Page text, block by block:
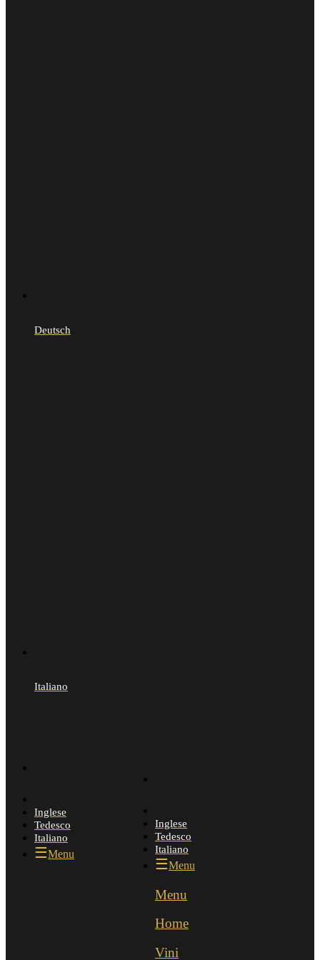
Deutsch
Italiano
Inglese
Tedesco
Italiano
Menu
Menu
Home
Vini
Inglese
Tedesco
Italiano
Menu